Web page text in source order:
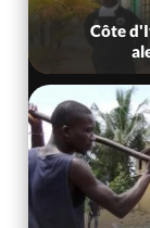
de région